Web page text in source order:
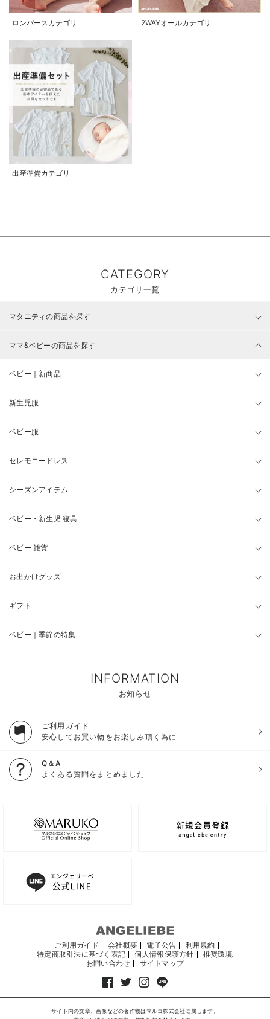
ロンパースカテゴリ 2WAYオールカテゴリ
出産準備カテゴリ
CATEGORY
カテゴリ一覧
マタニティの商品を探す
ママ&ベビーの商品を探す
ベビー｜新商品
新生児服
ベビー服
セレモニードレス
シーズンアイテム
ベビー・新生児 寝具
ベビー 雑貨
お出かけグッズ
ギフト
ベビー｜季節の特集
INFORMATION
お知らせ
ご利用ガイド
安心してお買い物をお楽しみ頂く為に
Q＆A
よくある質問をまとめました
ご利用ガイド 会社概要 電子公告
利用規約
特定商取引法に基づく表記
個人情報保護方針
推奨環境
お問い合わせ
サイトマップ
サイト内の文章、画像などの著作物はマルコ株式会社に属します。